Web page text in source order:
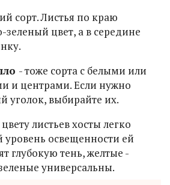
сорт. Листья по краю
цвет, а в середине
- тоже сорта с белыми или
и центрами. Если нужно
уголок, выбирайте их.
листьев хосты легко
уровень освещенности ей
глубокую тень, желтые -
универсальны.